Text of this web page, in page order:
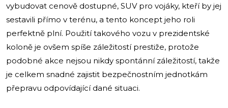
vybudovat cenově dostupné, SUV pro vojáky, kteří by jej
sestavili přímo v terénu, a tento koncept jeho roli
perfektně plní. Použití takového vozu v prezidentské
koloně je ovšem spíše záležitostí prestiže, protože
podobné akce nejsou nikdy spontánní záležitostí, takže
je celkem snadné zajistit bezpečnostním jednotkám
přepravu odpovídající dané situaci.